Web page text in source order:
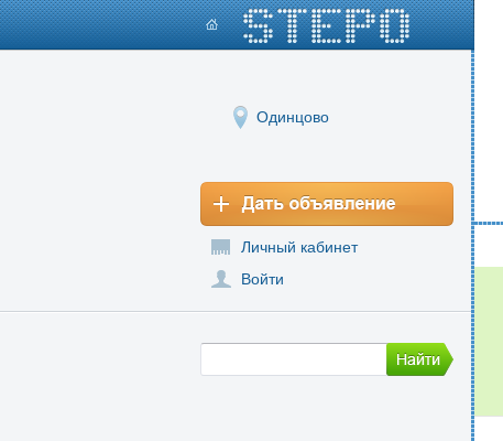
Одинцово
Личный кабинет
Войти